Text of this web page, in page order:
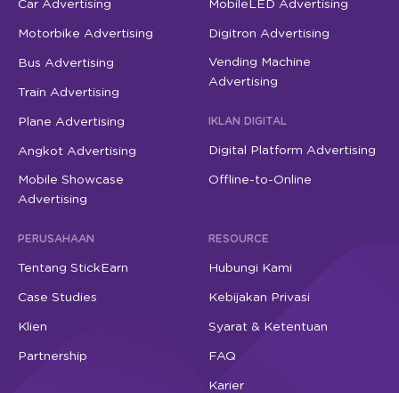
Car Advertising
Motorbike Advertising
Bus Advertising
Train Advertising
Plane Advertising
Angkot Advertising
Mobile Showcase
Advertising
MobileLED Advertising
Digitron Advertising
Vending Machine
Advertising
IKLAN DIGITAL
Digital Platform Advertising
Offline-to-Online
PERUSAHAAN
Tentang StickEarn
Case Studies
Klien
Partnership
RESOURCE
Hubungi Kami
Kebijakan Privasi
Syarat & Ketentuan
FAQ
Karier